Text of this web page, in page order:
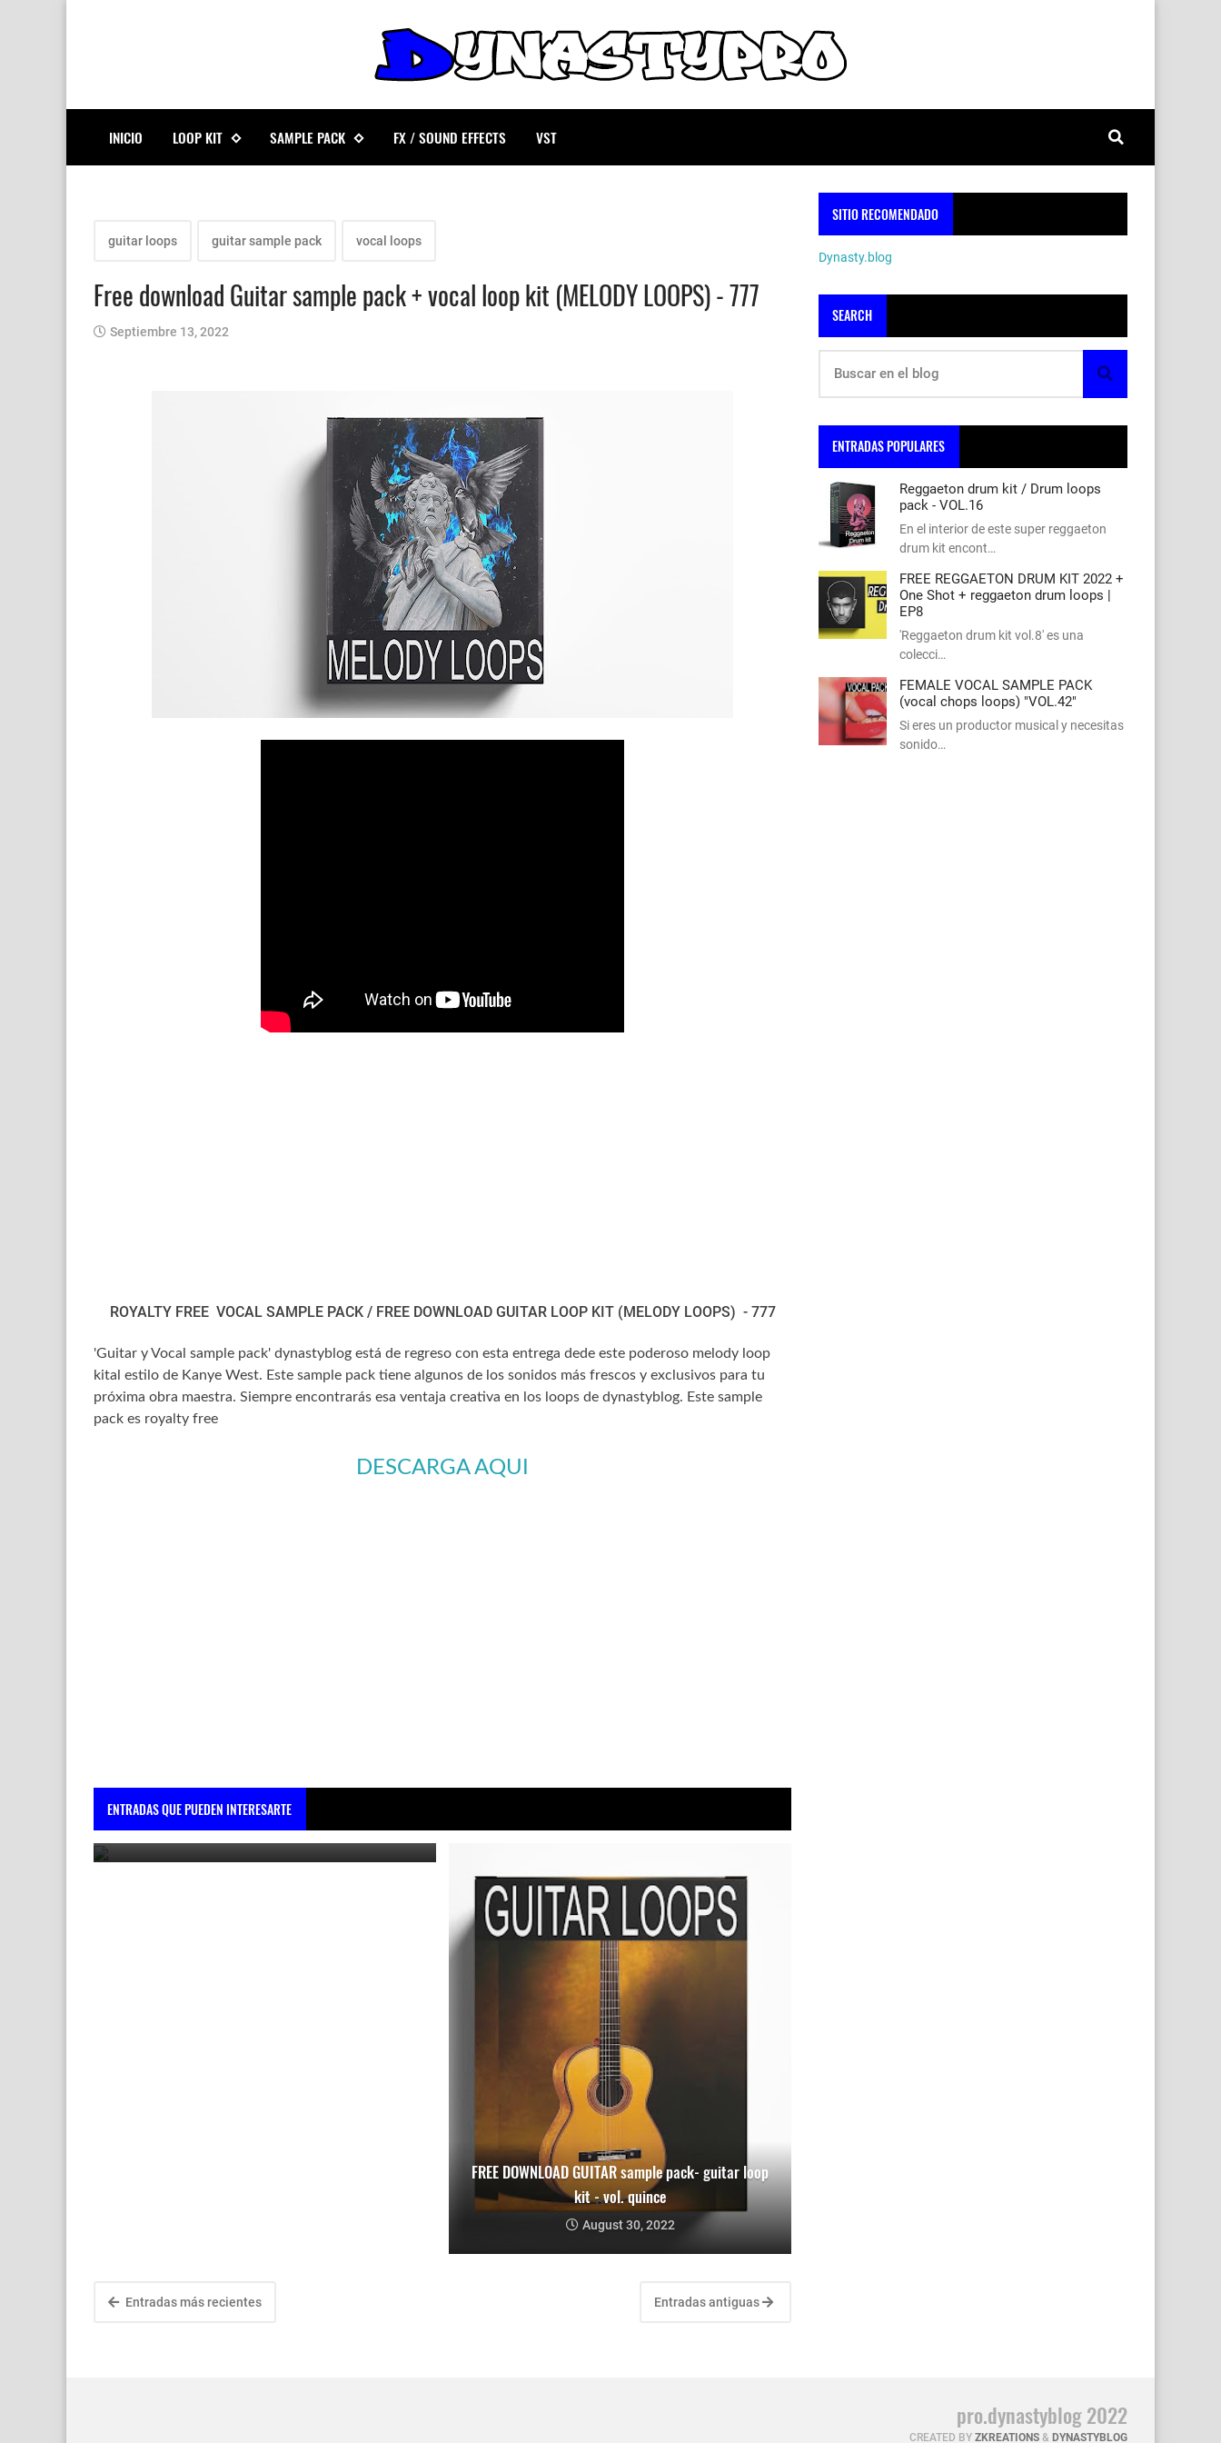
INICIO LOOP KIT SAMPLE PACK FX / SOUND EFFECTS VST
guitar loops guitar sample pack vocal loops
Free download Guitar sample pack + vocal loop kit (MELODY LOOPS) - 777
Septiembre 13, 2022
ROYALTY FREE VOCAL SAMPLE PACK / FREE DOWNLOAD GUITAR LOOP KIT (MELODY LOOPS) - 777
'Guitar y Vocal sample pack' dynastyblog está de regreso con esta entrega dede este poderoso melody loop
kital estilo de Kanye West. Este sample pack tiene algunos de los sonidos más frescos y exclusivos para tu
próxima obra maestra. Siempre encontrarás esa ventaja creativa en los loops de dynastyblog. Este sample
pack es royalty free
DESCARGA AQUI
ENTRADAS QUE PUEDEN INTERESARTE
(+15 Melody loops) - pt36
September 10, 2022
FREE DOWNLOAD GUITAR sample pack- guitar loop
kit - vol. quince
August 30, 2022
Entradas más recientes Entradas antiguas
SITIO RECOMENDADO
Dynasty.blog
SEARCH
ENTRADAS POPULARES
Reggaeton drum kit / Drum loops
pack - VOL.16
En el interior de este super reggaeton
drum kit encont…
FREE REGGAETON DRUM KIT 2022 +
One Shot + reggaeton drum loops |
EP8
'Reggaeton drum kit vol.8' es una
colecci…
FEMALE VOCAL SAMPLE PACK
(vocal chops loops) "VOL.42"
Si eres un productor musical y necesitas
sonido…
pro.dynastyblog 2022
CREATED BY ZKREATIONS & DYNASTYBLOG